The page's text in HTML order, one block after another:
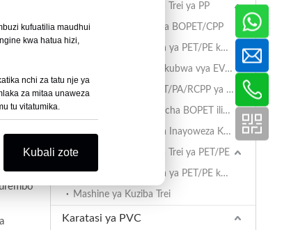
Filamu ya Kuziba kwa Trei ya PP
Filamu ya Kuziba ya BOPET/CPP
Filamu ya Kufunika ya PET/PE kwa Trei za PP
Filamu ya Vizuizi Vikubwa vya EVOH/PP
Filamu ya AlOx PET/PA/RCPP ya Kurudisha Vizuizi Vikubwa kwa Trei za PP
Filamu ya kifuniko cha BOPET iliyofunikwa kwa Trei za PP
Filamu ya Kufunika Inayoweza Kurejeshwa ya PET/PA/RCPP kwa Trei za PP
Filamu ya Kuziba kwa Trei ya PET/PE
Filamu ya Kufunika ya PET/PE kwa Trei za PET/PE
Mashine ya Kuziba Trei
Karatasi ya PVC
kufuatilia maudhui
kwa hatua hizi,
nchi za tatu nje ya
za mitaa unaweza
tu vitatumika.
Kubali zote